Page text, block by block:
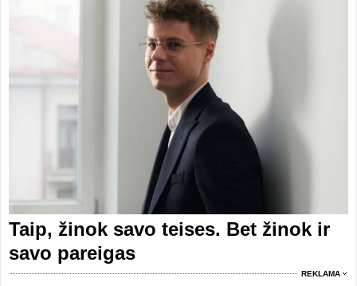
Taip, žinok savo teises. Bet žinok ir
savo pareigas
REKLAMA